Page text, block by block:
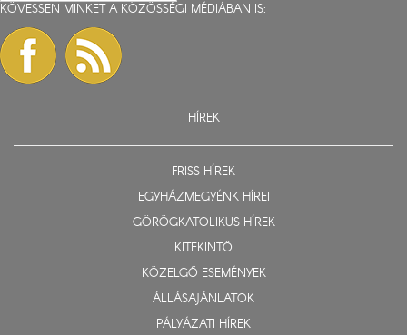
KÖVESSEN MINKET A KÖZÖSSÉGI MÉDIÁBAN IS:
HÍREK
FRISS HÍREK
EGYHÁZMEGYÉNK HÍREI
GÖRÖGKATOLIKUS HÍREK
KITEKINTŐ
KÖZELGŐ ESEMÉNYEK
ÁLLÁSAJÁNLATOK
PÁLYÁZATI HÍREK